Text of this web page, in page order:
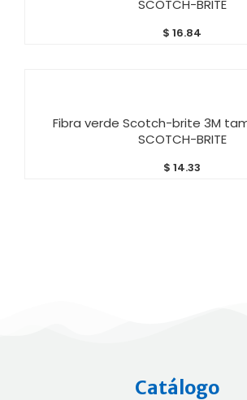
SCOTCH-BRITE
$ 16.84
Fibra verde Scotch-brite 3M
SCOTCH-BRITE
$ 14.33
Catálogo